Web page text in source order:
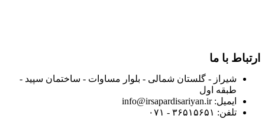
ارتباط با ما
شیراز - گلستان شمالی - بلوار مساوات - ساختمان سپید -
طبقه اول
ایمیل: info@irsapardisariyan.ir
تلفن: ۳۶۵۱۵۶۵۱ - ۰۷۱